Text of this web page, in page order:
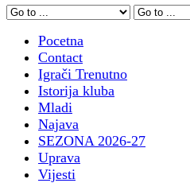
Pocetna
Contact
Igrači Trenutno
Istorija kluba
Mladi
Najava
SEZONA 2026-27
Uprava
Vijesti